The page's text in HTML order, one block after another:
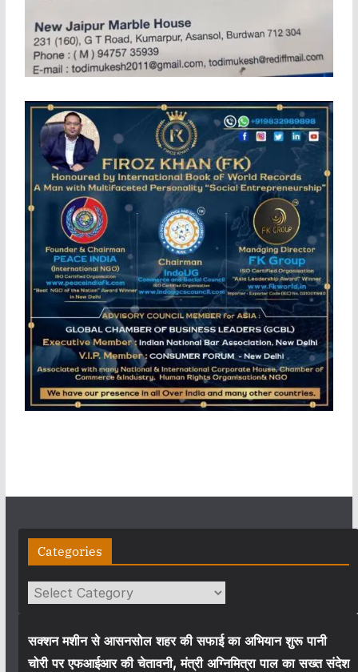
Categories
Categories
सक्शन मशीन से आसनसोल शहर की सफाई का अभियान शुरू पानी
चोरी पर एफआईआर की चेतावनी, मंत्री अग्निमित्रा पाल का सख्त संदेश